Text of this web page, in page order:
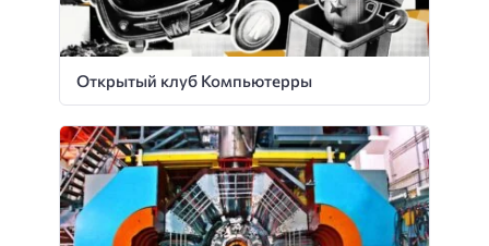
Открытый клуб Компьютерры